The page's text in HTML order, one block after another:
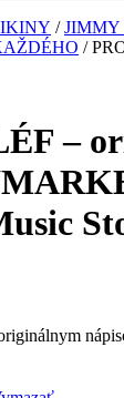
/JIMMY
/
–